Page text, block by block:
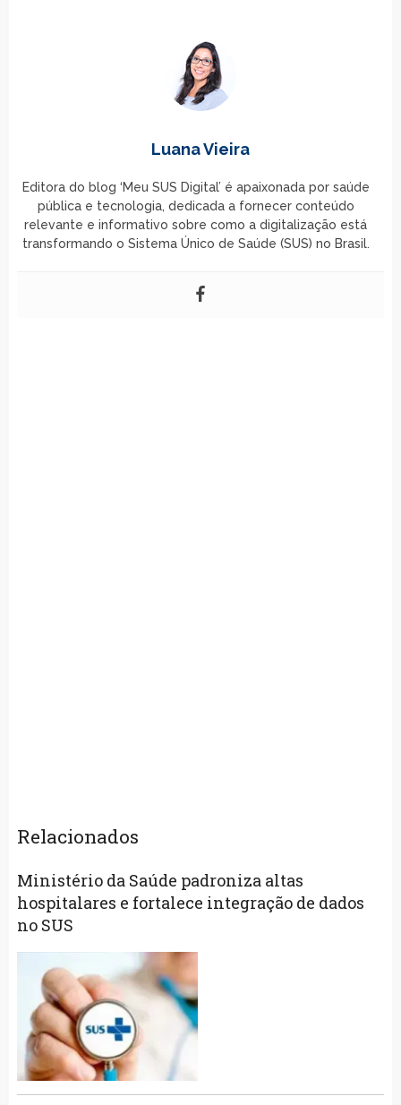
Luana Vieira
Editora do blog ‘Meu SUS Digital’ é apaixonada por saúde
pública e tecnologia, dedicada a fornecer conteúdo
relevante e informativo sobre como a digitalização está
transformando o Sistema Único de Saúde (SUS) no Brasil.
Relacionados
Ministério da Saúde padroniza altas
hospitalares e fortalece integração de dados
no SUS